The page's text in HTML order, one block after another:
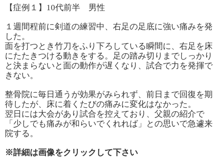
【症例１】10代前半 男性
１週間程前に剣道の練習中、右足の足底に強い痛みを発
した。
面を打つとき竹刀をふり下ろしている瞬間に、右足を床
にたたきつける動きをする。足の踏み切りまでしっかり
と決まらないと面の動作が遅くなり、試合で力を発揮で
きない。
整骨院に毎日通うが効果がみられず、前日まで回復を期
待したが、床に着くたびの痛みに変化はなかった。
翌日には大会があり試合を控えており、父親の紹介で
「少しでも痛みが和らいでくれれば」との思いで急遽来
院する。
※詳細は画像をクリックして下さい